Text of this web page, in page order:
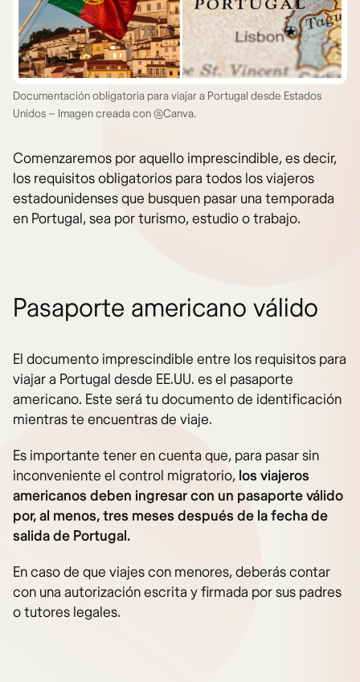
Documentación obligatoria para viajar a Portugal desde Estados
Unidos – Imagen creada con @Canva.
Comenzaremos por aquello imprescindible, es decir,
los requisitos obligatorios para todos los viajeros
estadounidenses que busquen pasar una temporada
en Portugal, sea por turismo, estudio o trabajo.
Pasaporte americano válido
El documento imprescindible entre los requisitos para
viajar a Portugal desde EE.UU. es el pasaporte
americano. Este será tu documento de identificación
mientras te encuentras de viaje.
Es importante tener en cuenta que, para pasar sin
inconveniente el control migratorio, los viajeros
americanos deben ingresar con un pasaporte válido
por, al menos, tres meses después de la fecha de
salida de Portugal.
En caso de que viajes con menores, deberás contar
con una autorización escrita y firmada por sus padres
o tutores legales.